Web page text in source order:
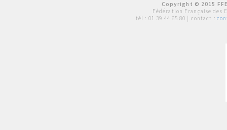
Copyright © 2015
Fédération Française des
tél : 01 39 44 65 80 | contact :